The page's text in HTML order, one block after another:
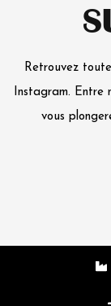
Retrouvez
Instagram. Entre
vous